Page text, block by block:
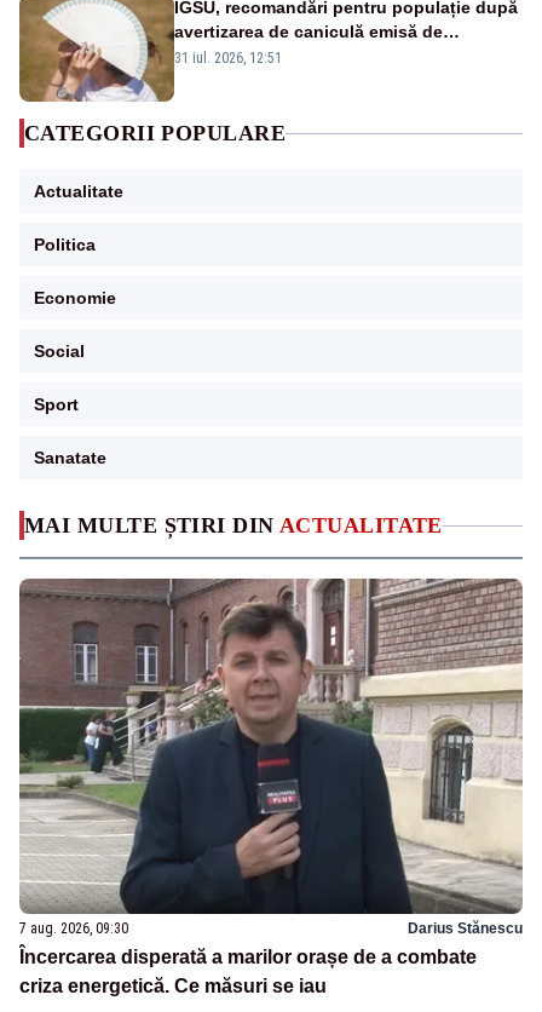
MAI MULTE ȘTIRI DIN ACTUALITATE
7 aug. 2026, 09:30 Darius Stănescu
Încercarea disperată a marilor orașe de a combate
criza energetică. Ce măsuri se iau
IGSU, recomandări pentru populație după
avertizarea de caniculă emisă de
meteorologi
31 iul. 2026, 12:51
CATEGORII POPULARE
Actualitate
Politica
Economie
Social
Sport
Sanatate